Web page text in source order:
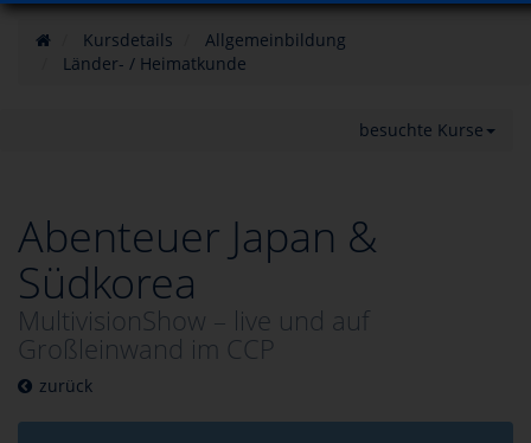
Kursdetails
Allgemeinbildung
Länder- / Heimatkunde
besuchte Kurse
Abenteuer Japan &
Südkorea
MultivisionShow – live und auf
Großleinwand im CCP
zurück